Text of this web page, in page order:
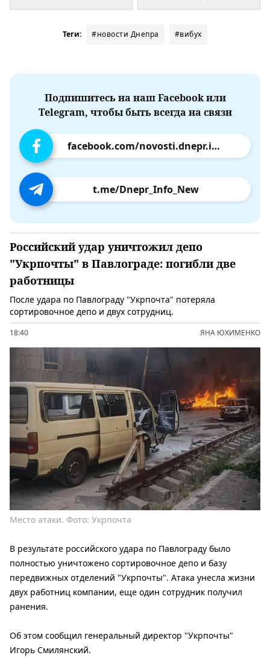
Теги: #новости Днепра #вибух
Подпишитесь на наш Facebook или
Telegram, чтобы быть всегда на связи
facebook.com/novosti.dnepr.info
t.me/Dnepr_Info_New
Российский удар уничтожил депо
"Укрпочты" в Павлограде: погибли две
работницы
После удара по Павлограду "Укрпочта" потеряла
сортировочное депо и двух сотрудниц.
18:40 ЯНА ЮХИМЕНКО
Место атаки. Фото: Укрпочта
В результате российского удара по Павлограду было
полностью уничтожено сортировочное депо и базу
передвижных отделений "Укрпочты". Атака унесла жизни
двух работниц компании, еще один сотрудник получил
ранения.
Об этом сообщил генеральный директор "Укрпочты"
Игорь Смилянский.